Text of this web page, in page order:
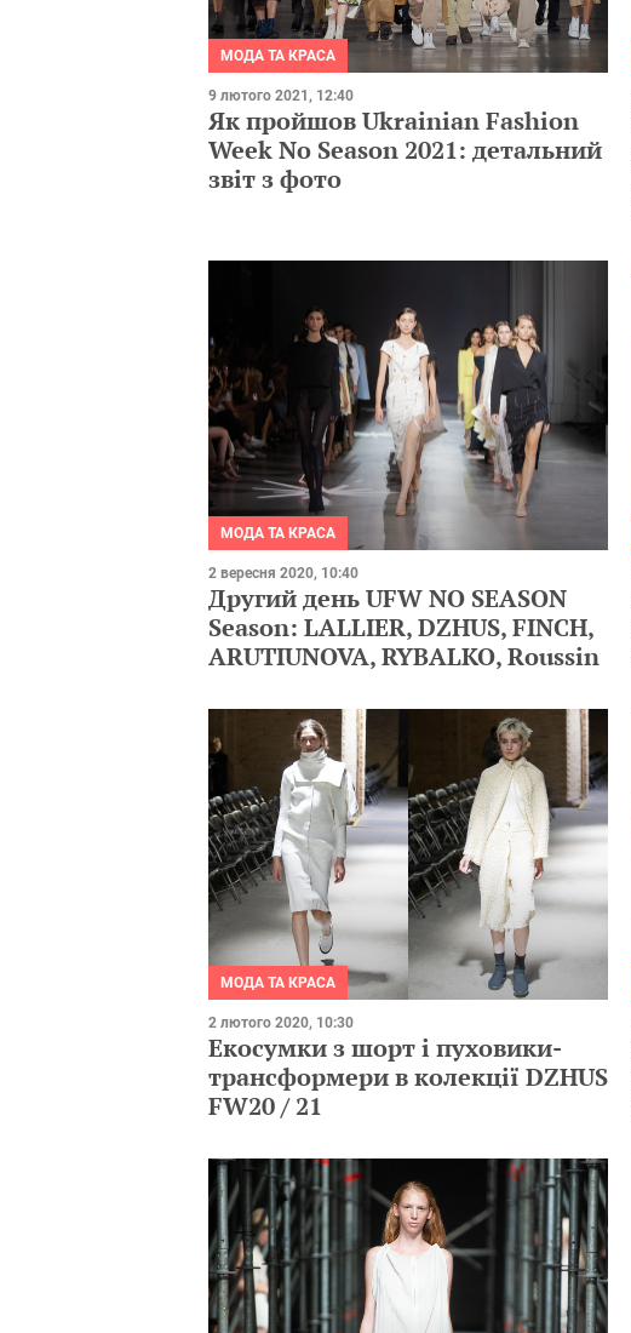
МОДА ТА КРАСА
9 лютого 2021, 12:40
Як пройшов Ukrainian Fashion
Week No Season 2021: детальний
звіт з фото
МОДА ТА КРАСА
2 вересня 2020, 10:40
Другий день UFW NO SEASON
Season: LALLIER, DZHUS, FINCH,
ARUTIUNOVA, RYBALKO, Roussin
МОДА ТА КРАСА
2 лютого 2020, 10:30
Екосумки з шорт і пуховики-
трансформери в колекції DZHUS
FW20 / 21